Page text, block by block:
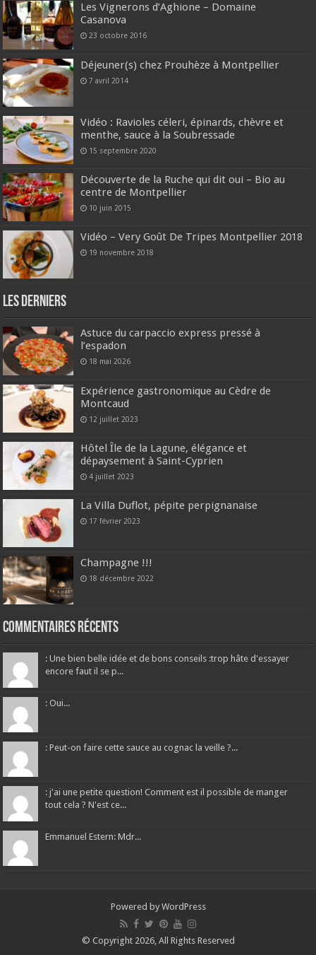
Les Vignerons d’Aghione – Domaine
Casanova
23 octobre 2016
Déjeuner(s) chez Prouhèze à Montpellier
7 avril 2014
Vidéo : Ravioles céleri, épinards, chèvre et
menthe, sauce à la Soubressade
15 septembre 2020
Découverte de la Ruche qui dit oui – Bio au
centre de Montpellier
10 juin 2015
Vidéo – Very Goût De Tripes Montpellier 2018
19 novembre 2018
Les derniers
Astuce du carpaccio express pressé à
l’espadon
18 mai 2026
Expérience gastronomique au Cèdre de
Montcaud
12 juillet 2023
Hôtel Île de la Lagune, élégance et
dépaysement à Saint-Cyprien
4 juillet 2023
La Villa Duflot, pépite perpignanaise
17 février 2023
Champagne !!!
18 décembre 2022
Commentaires récents
: Une bien belle idée et de bons conseils :trop hâte d'essayer
encore faut il se p...
: Oui...
: Peut-on faire cette sauce au cognac la veille ?...
: j'ai une petite question! Comment est il possible de manger
tout cela ? N'est ce...
Emmanuel Estern: Mdr...
Powered by WordPress
© Copyright 2026, All Rights Reserved